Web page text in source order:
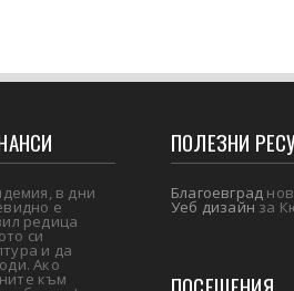
в дни
е
редица
си
и да
Ако
към
ПОЛЕЗНИ
Благоевград
Уеб дизайнза